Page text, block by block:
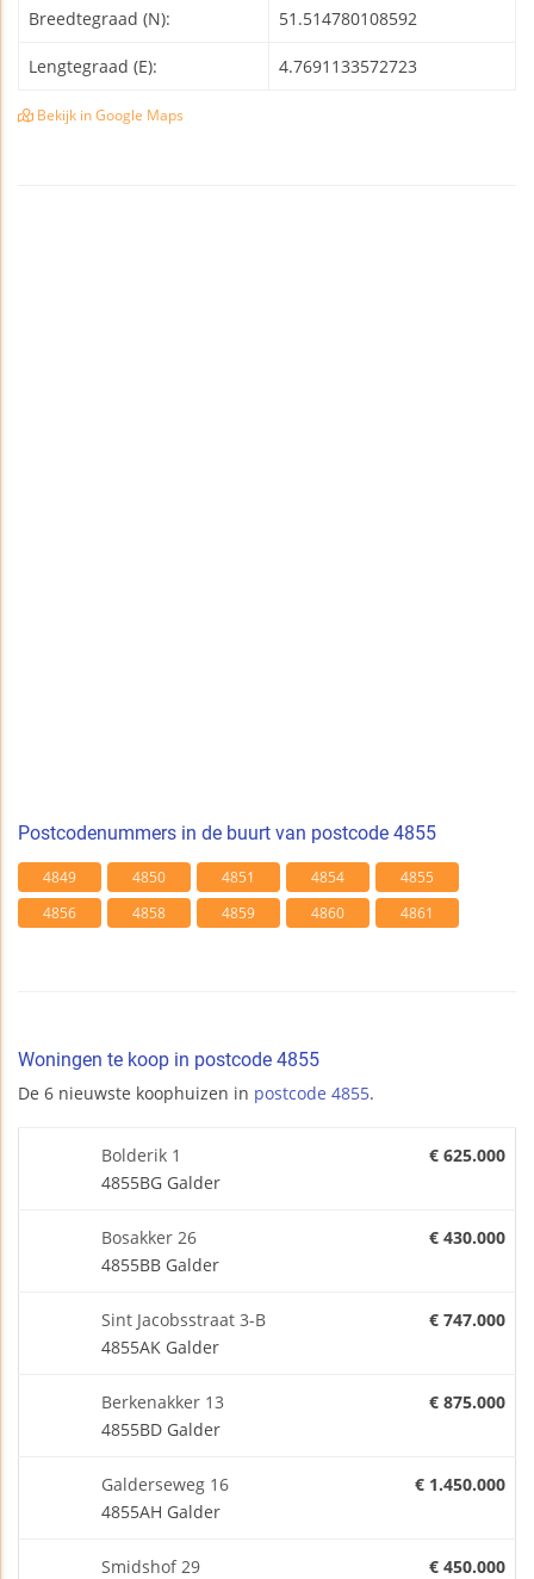
Breedtegraad (N): 51.514780108592
Lengtegraad (E): 4.7691133572723
Bekijk in Google Maps
Postcodenummers in de buurt van postcode 4855
4849 4850 4851 4854
4855
4856
4858 4859 4860 4861
Woningen te koop in postcode 4855
De 6 nieuwste koophuizen in postcode 4855.
Bolderik 1
4855BG Galder
€ 625.000
Bosakker 26
4855BB Galder
€ 430.000
Sint Jacobsstraat 3-B
4855AK Galder
€ 747.000
Berkenakker 13
4855BD Galder
€ 875.000
Galderseweg 16
4855AH Galder
€ 1.450.000
Smidshof 29
€ 450.000